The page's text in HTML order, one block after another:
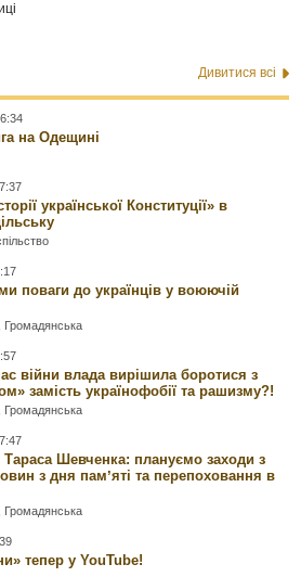
Дивитися всі
на Одещині
української Конституції» в
поваги до українців у воюючій
Громадянська
війни влада вирішила боротися з
замість українофобії та рашизму?!
Громадянська
Шевченка: плануємо заходи з
з дня памʼяті та перепоховання в
Громадянська
тепер у YouTube!